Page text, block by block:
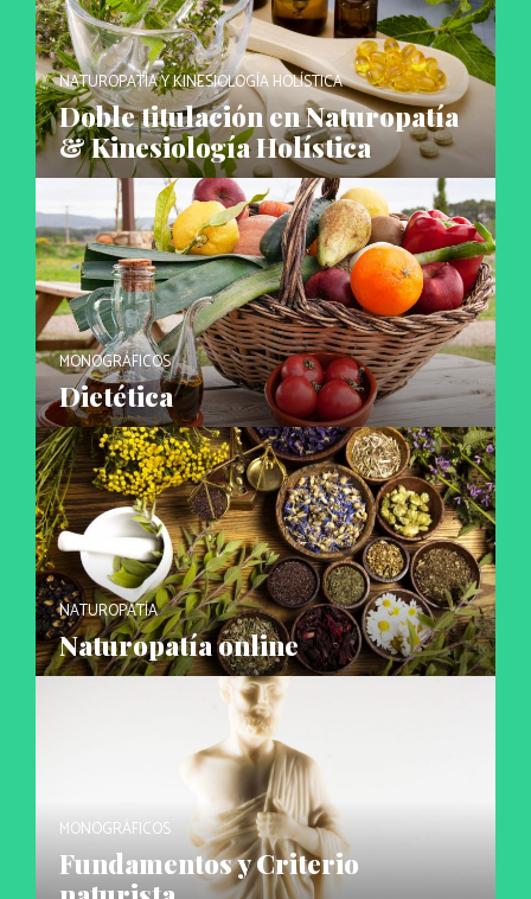
NATUROPATÍA Y KINESIOLOGÍA HOLÍSTICA
Doble titulación en Naturopatía
& Kinesiología Holística
MONOGRÁFICOS
Dietética
NATUROPATÍA
Naturopatía online
MONOGRÁFICOS
Fundamentos y Criterio